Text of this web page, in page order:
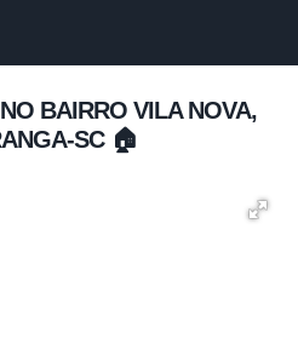
BAIRRO VILA NOVA,
SC 🏠